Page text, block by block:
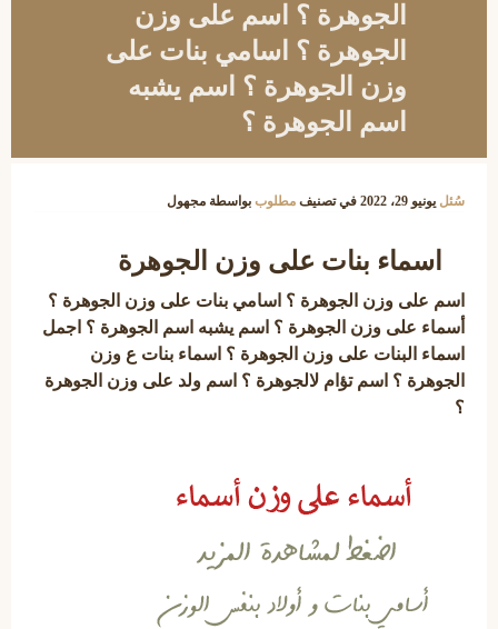
الجوهرة ؟ اسم على وزن
الجوهرة ؟ اسامي بنات على
وزن الجوهرة ؟ اسم يشبه
اسم الجوهرة ؟
سُئل يونيو 29، 2022 في تصنيف مطلوب بواسطة مجهول
اسماء بنات على وزن الجوهرة
اسم على وزن الجوهرة ؟ اسامي بنات على وزن الجوهرة ؟
أسماء على وزن الجوهرة ؟ اسم يشبه اسم الجوهرة ؟ اجمل
اسماء البنات على وزن الجوهرة ؟ اسماء بنات ع وزن
الجوهرة ؟ اسم تؤام لالجوهرة ؟ اسم ولد على وزن الجوهرة
؟